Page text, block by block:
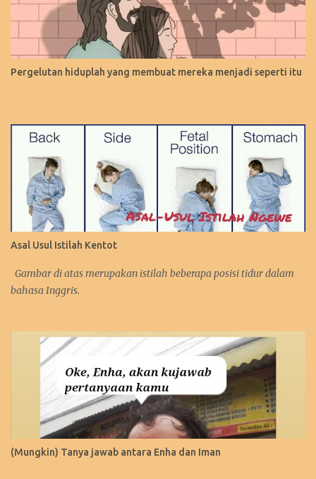
Pergelutan hiduplah yang membuat mereka menjadi seperti itu
Asal Usul Istilah Kentot
Gambar di atas merupakan istilah beberapa posisi tidur dalam
bahasa Inggris.
(Mungkin) Tanya jawab antara Enha dan Iman